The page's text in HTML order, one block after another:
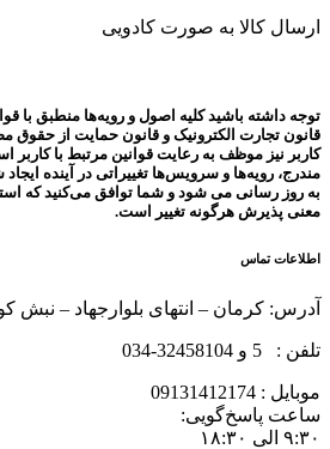
ارسال کالا به صورت کادویی
توجه داشته باشید کلیه اصول و رویه‏‌ها منطبق با
قانون تجارت الکترونیک و قانون حمایت از حقوق
کاربر نیز موظف به رعایت قوانین مرتبط با کاربر
مندرج، رویه‏‌ها و سرویس‏‌ها تغییراتی در آینده
به روز رسانی می شود و شما توافق می‏‌کنید که
معنی پذیرش هرگونه تغییر است.
اطلاعات تماس
آدرس: کرمان – انتهای بلوارجهاد – نبش
تلفن : 5 و 32458104-034
موبایل : 09131412174
ساعت پاسخ‌گویی:
۹:۳۰ الی ۱۸:۳۰